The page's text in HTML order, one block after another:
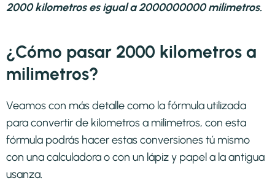
2000 kilometros es igual a 2000000000 milimetros.
¿Cómo pasar 2000 kilometros a
milimetros?
Veamos con más detalle como la fórmula utilizada
para convertir de kilometros a milimetros, con esta
fórmula podrás hacer estas conversiones tú mismo
con una calculadora o con un lápiz y papel a la antigua
usanza.